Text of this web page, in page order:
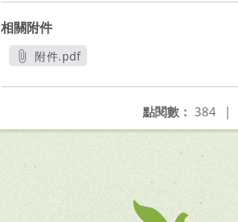
相關附件
附件.pdf
點閱數： 384 |